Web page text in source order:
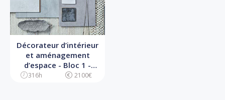
Décorateur d’intérieur
et aménagement
d’espace - Bloc 1 -
Analyser un projet de
316h 2100€